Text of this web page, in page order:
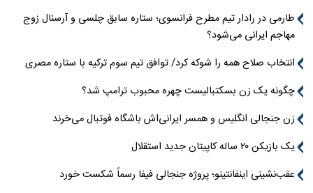
طارمی در رادار تیم مطرح فرانسوی؛ ستاره سابق چلسی و آرسنال زوج
مهاجم ایرانی می‌شود؟
انتخاب صلاح همه را شوکه کرد/ توافق تیم سوم ترکیه با ستاره مصری
چگونه یک زن بسکتبالیست چهره محبوب ترامپ شد؟
زن جنجالی انگلیس و همسر ایرانی‌اش باشگاه فوتبال می‌خرند
یک بازیکن ۲۰ ساله کاپیتان جدید استقلال
عقب‌نشینی اینفانتینو؛ پروژه جنجالی فیفا رسماً شکست خورد